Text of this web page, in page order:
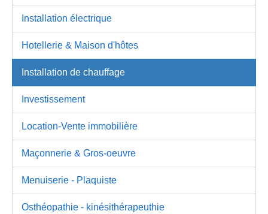
Installation électrique
Hotellerie & Maison d'hôtes
Installation de chauffage
Investissement
Location-Vente immobilière
Maçonnerie & Gros-oeuvre
Menuiserie - Plaquiste
Osthéopathie - kinésithérapeuthie